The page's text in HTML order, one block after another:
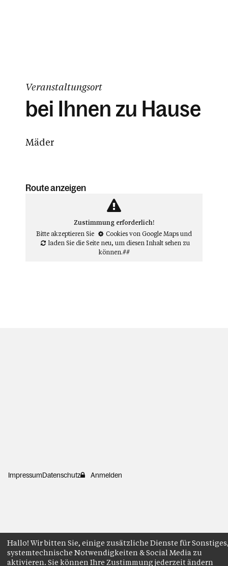
Veranstaltungsort
bei Ihnen zu Hause
Mäder
Route anzeigen
Zustimmung erforderlich!
Bitte akzeptieren Sie
Cookies von Google Mapsund
laden Sie die Seite neu, um diesen Inhalt sehen zu
können.##
ImpressumDatenschutz Anmelden
Hallo! Wir bitten Sie, einige zusätzliche Dienste für
systemtechnische Notwendigkeiten & Social Media zu
aktivieren. Sie können Ihre Zustimmung jederzeit ändern